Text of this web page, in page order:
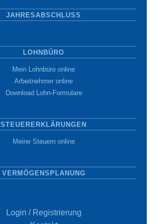
JAHRESABSCHLUSS
LOHNBÜRO
Mein Lohnbüro online
Arbeitnehmer online
Download Lohn-Formulare
STEUERERKLÄRUNGEN
Meine Steuern online
VERMÖGENSPLANUNG
Login / Registrierung